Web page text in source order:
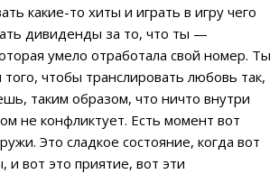
какие-то хиты и играть в игру чего
дивиденды за то, что ты —
умело отработала свой номер. Ты
чтобы транслировать любовь так,
таким образом, что ничто внутри
не конфликтует. Есть момент вот
Это сладкое состояние, когда вот
и вот это приятие, вот эти